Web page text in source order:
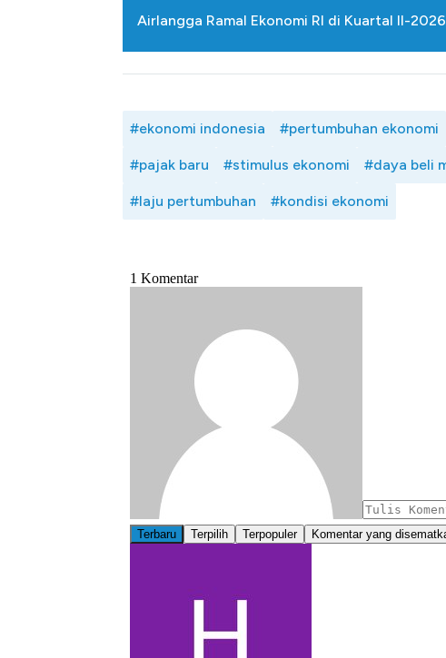
Airlangga Ramal Ekonomi RI di Kuartal II-
#ekonomi indonesia #pertumbuhan ekonomi
#pajak baru #stimulus ekonomi #daya beli
#laju pertumbuhan #kondisi ekonomi